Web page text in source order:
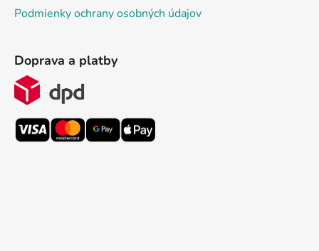
Podmienky ochrany osobných údajov
Doprava a platby